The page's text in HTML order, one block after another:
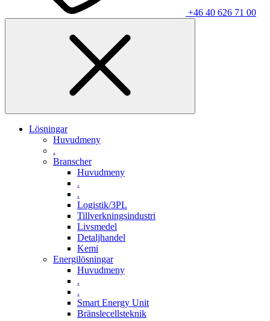
+46 40 626 71 00
Lösningar
Huvudmeny
.
Branscher
Huvudmeny
.
.
Logistik/3PL
Tillverkningsindustri
Livsmedel
Detaljhandel
Kemi
Energilösningar
Huvudmeny
.
.
Smart Energy Unit
Bränslecellsteknik